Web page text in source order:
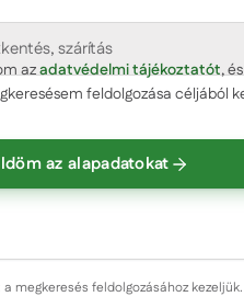
azadatvédelmi tájékoztatót,
feldolgozása céljából
az alapadatokat
megkeresés feldolgozásához